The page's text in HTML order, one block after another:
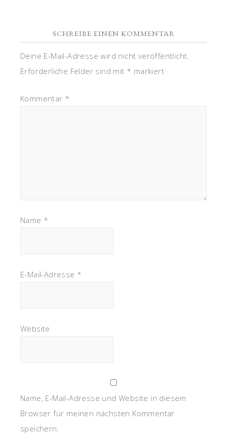
SCHREIBE EINEN KOMMENTAR
Deine E-Mail-Adresse wird nicht veröffentlicht.
Erforderliche Felder sind mit * markiert
Kommentar *
Name *
E-Mail-Adresse *
Website
Name, E-Mail-Adresse und Website in diesem
Browser für meinen nächsten Kommentar
speichern.